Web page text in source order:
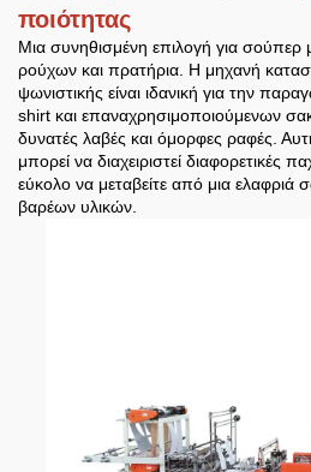
ποιότητας
Μια συνηθισμένη επιλογή για σούπερ
ρούχων και πρατήρια. Η μηχανή
ψωνιστικής είναι ιδανική για την
shirt και επαναχρησιμοποιούμενων
δυνατές λαβές και όμορφες ραφές.
μπορεί να διαχειριστεί διαφορετικές
εύκολο να μεταβείτε από μια ελαφριά
βαρέων υλικών.